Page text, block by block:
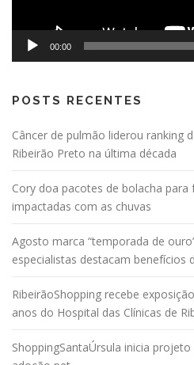
00:00
POSTS RECENTES
Câncer de pulmão liderou ranking
Ribeirão Preto na última década
Cory doa pacotes de bolacha para
impactadas com as chuvas
Agosto marca “temporada de
especialistas destacam benefícios
RibeirãoShopping recebe
anos do Hospital das Clínicas de
ShoppingSantaÚrsula inicia